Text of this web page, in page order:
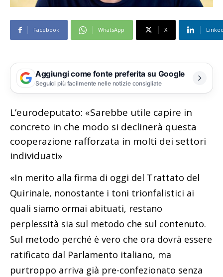
Facebook WhatsApp X
Aggiungi come fonte preferita su Google
Seguici più facilmente nelle notizie consigliate
L’eurodeputato: «Sarebbe utile capire in
concreto in che modo si declinerà questa
cooperazione rafforzata in molti dei settori
individuati»
«In merito alla firma di oggi del Trattato del
Quirinale, nonostante i toni trionfalistici ai
quali siamo ormai abituati, restano
perplessità sia sul metodo che sul contenuto.
Sul metodo perché è vero che ora dovrà essere
ratificato dal Parlamento italiano, ma
purtroppo arriva già pre-confezionato senza